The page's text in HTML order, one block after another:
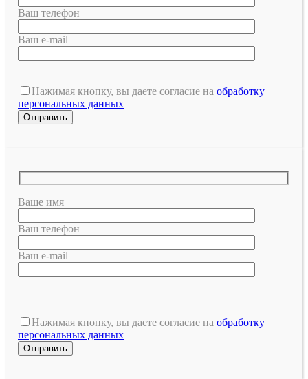
Ваш телефон
Ваш e-mail
Нажимая кнопку, вы даете согласие на обработку
персональных данных
Ваше имя
Ваш телефон
Ваш e-mail
это
поле
пустым.
Нажимая кнопку, вы даете согласие на обработку
персональных данных